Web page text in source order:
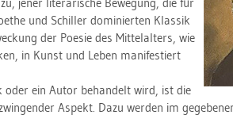
und Schil­ler do­mi­nier­ten Klas­sik
der Poe­sie des Mit­tel­al­ters, wie
in Kunst und Leben ma­ni­fes­tiert
ein Autor be­han­delt wird, ist die
As­pekt. Dazu wer­den im